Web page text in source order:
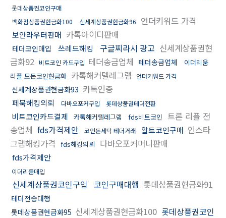
롯데상품권코인구매
백화점상품권현금화100
신세계상품권현금화96 언더키워드 가격
보안라우터판매 카톡아이디판매
테더코인매입 쓰레드해킹 구글찌라시 광고 신세계상품권현
금화92 비트코인 카드구입 테더송금업체 테더송금업체
이더리움
리플 모든코인현금화 카톡해커텔레그램 언더키워드 가격
신세계상품권현금화93 카톡인증
페북해킹의뢰 다바오포커구입 롯데상품권테더전환
비트코인카드결제 카톡해커텔레그램 fds비트코인
트론 리플 전
송업체 fds가격제안 코인돈세탁 테더거래 알트코인구매 인스타
그램해킹가격
fds해킹의뢰 다바오포커머니판매
fds가격제안
이더리움매입
신세계상품권코인구입 코인구매대행 롯데상품권현금화91
테더전송대행
롯데상품권현금화95 신세계상품권현금화100 롯데상품권코인